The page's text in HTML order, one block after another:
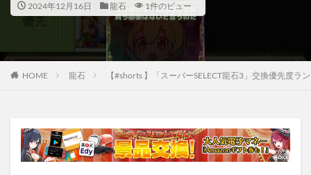
2024年12月16日 龍石 1件のビュー
HOME 龍石 【#shorts 】「スーパーSELECT龍石3」交換優先度